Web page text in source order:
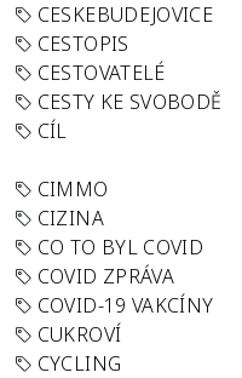
CESKEBUDEJOVICE
CESTOPIS
CESTOVATELÉ
CESTY KE SVOBODĚ
CÍL
CIMMO
CIZINA
CO TO BYL COVID
COVID ZPRÁVA
COVID-19 VAKCÍNY
CUKROVÍ
CYCLING